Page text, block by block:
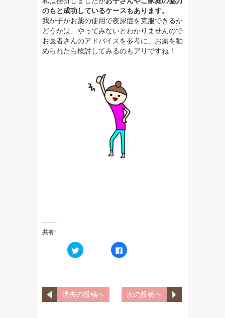
のもと成功しているケースもあります。
我が子がお薬の使用で夜尿症を克服できるか
どうかは、 やってみないとわかりませんので
お医者さんのアドバイスを参考に、お薬を勧
められたら検討してみるのもアリですね！
共有:
ク
リ
w
i
t
F
a
で
共
過去の投稿へ 次の投稿へ